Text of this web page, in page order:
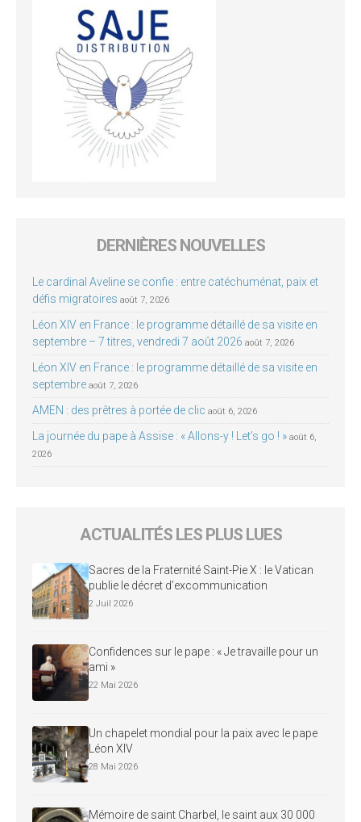
DERNIÈRES NOUVELLES
Le cardinal Aveline se confie : entre catéchuménat, paix et
défis migratoires août 7, 2026
Léon XIV en France : le programme détaillé de sa visite en
septembre – 7 titres, vendredi 7 août 2026 août 7, 2026
Léon XIV en France : le programme détaillé de sa visite en
septembre août 7, 2026
AMEN : des prêtres à portée de clic août 6, 2026
La journée du pape à Assise : « Allons-y ! Let’s go ! » août 6,
2026
ACTUALITÉS LES PLUS LUES
Sacres de la Fraternité Saint-Pie X : le Vatican
publie le décret d’excommunication
2 Juil 2026
Confidences sur le pape : « Je travaille pour un
ami »
22 Mai 2026
Un chapelet mondial pour la paix avec le pape
Léon XIV
28 Mai 2026
Mémoire de saint Charbel, le saint aux 30 000